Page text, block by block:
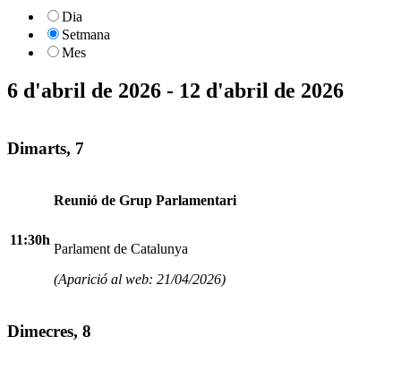
Dia
Setmana
Mes
6 d'abril de 2026 - 12 d'abril de 2026
Dimarts, 7
11:30h
Reunió de Grup Parlamentari
Parlament de Catalunya
(Aparició al web: 21/04/2026)
Dimecres, 8